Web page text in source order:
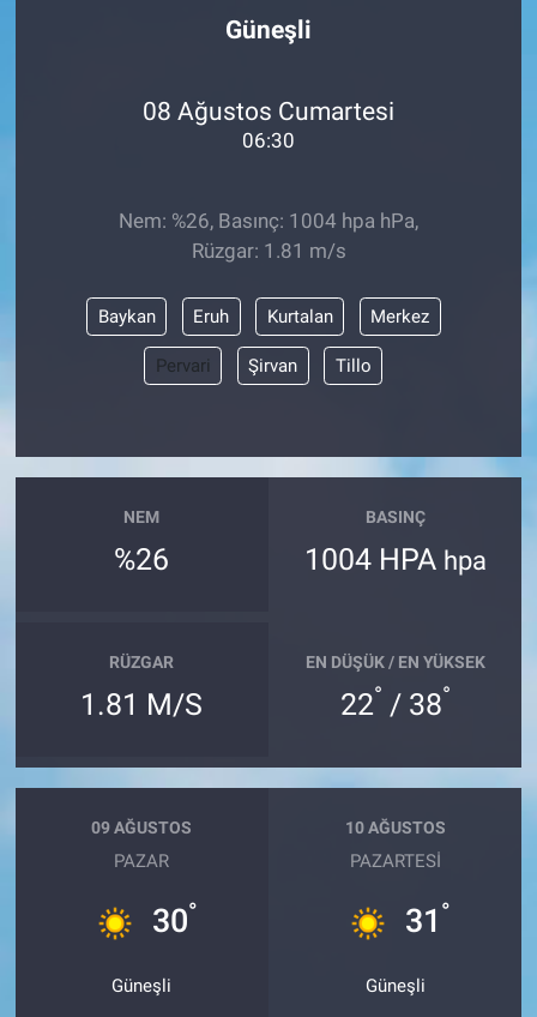
Güneşli
08 Ağustos Cumartesi
06:30
Nem: %26, Basınç: 1004 hpa hPa,
Rüzgar: 1.81 m/s
Baykan Eruh Kurtalan Merkez
Pervari Şirvan Tillo
NEM
%26
BASINÇ
1004 HPA hpa
RÜZGAR
1.81 M/S
EN DÜŞÜK / EN YÜKSEK
22° / 38°
09 AĞUSTOS
PAZAR
30°
Güneşli
10 AĞUSTOS
PAZARTESI
31 °
Güneşli
RESMİ İLANLAR
Yaşam
İletişim (Künye)